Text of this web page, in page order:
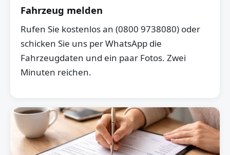
Fahrzeug melden
Rufen Sie kostenlos an (0800 9738080) oder
schicken Sie uns per WhatsApp die
Fahrzeugdaten und ein paar Fotos. Zwei
Minuten reichen.